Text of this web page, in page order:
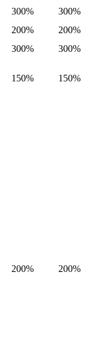
300%
300%
200%
200%
300%
300%
150% 150%
200% 200%